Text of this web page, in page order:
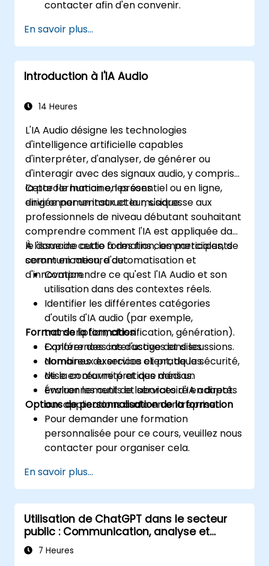
contacter afin d'en convenir.
En savoir plus...
Introduction à l'IA Audio
14 Heures
L'IA Audio désigne les technologies
d'intelligence artificielle capables
d'interpréter, d'analyser, de générer ou
d'interagir avec des signaux audio, y compris
la parole humaine, les sons
environnementaux et la musique.
Cette formation en présentiel ou en ligne,
dirigée par un instructeur, s'adresse aux
professionnels de niveau débutant souhaitant
comprendre comment l'IA est appliquée dans
le domaine audio à des fins commerciales, de
communication, d'automatisation et
d'innovation.
À l'issue de cette formation, les participants
seront en mesure de :
Comprendre ce qu'est l'IA Audio et son
utilisation dans des contextes réels.
Identifier les différentes catégories
d'outils d'IA audio (par exemple,
transcription, classification, génération).
Explorer des cas d'usage dans les
domaines du service client, de la sécurité,
de la conformité et des médias.
Évaluer les outils et services d'IA adaptés
aux applications audio en entreprise.
Format de la formation
Conférences interactives et discussions.
Nombreux exercices et pratiques.
Mise en œuvre pratique dans un
environnement de laboratoire en direct.
Options de personnalisation de la formation
Pour demander une formation
personnalisée pour ce cours, veuillez nous
contacter pour organiser cela.
En savoir plus...
Utilisation de ChatGPT dans le secteur
public : Communication, analyse et
productivité
7 Heures